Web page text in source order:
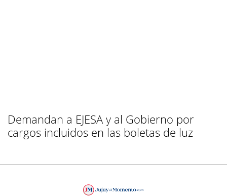
Demandan a EJESA y al Gobierno por
cargos incluidos en las boletas de luz